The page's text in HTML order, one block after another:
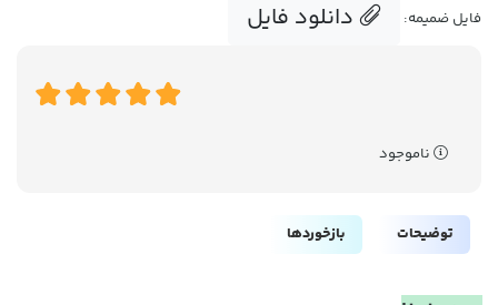
فایل ضمیمه: دانلود فایل
ناموجود
توضیحات بازخوردها